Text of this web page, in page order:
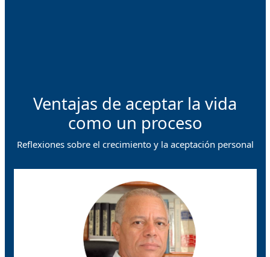
Ventajas de aceptar la vida
como un proceso
Reflexiones sobre el crecimiento y la aceptación personal